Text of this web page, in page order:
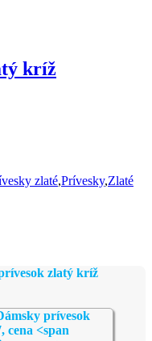
kríž
zlaté,Prívesky,Zlaté
zlatý kríž